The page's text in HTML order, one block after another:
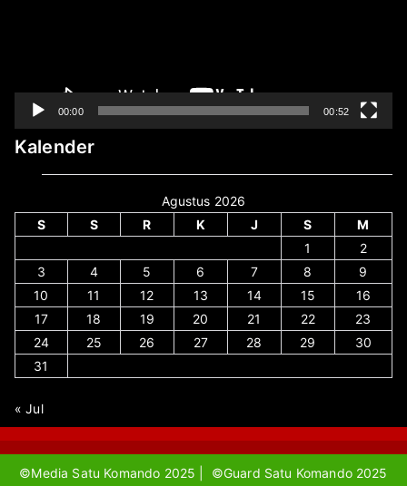
00:00 00:52
Kalender
Agustus 2026
S
S R K J S
M
1
2
3
4 5 6 7 8
9
10
11 12 13 14 15
16
17
18 19 20 21 22
23
24
25 26 27 28 29
30
31
« Jul
©Media Satu Komando 2025 | ©Guard Satu Komando 2025